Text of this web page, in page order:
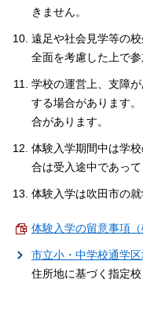
きません。
遠足や社会見学等の
全面を考慮した上で
学校の運営上、支障
する場合があります
合があります。
体験入学期間中は学
合は受入途中であっ
体験入学は吹田市の
体験入学の留意事項
市立小・中学校通学
住所地に基づく指定校